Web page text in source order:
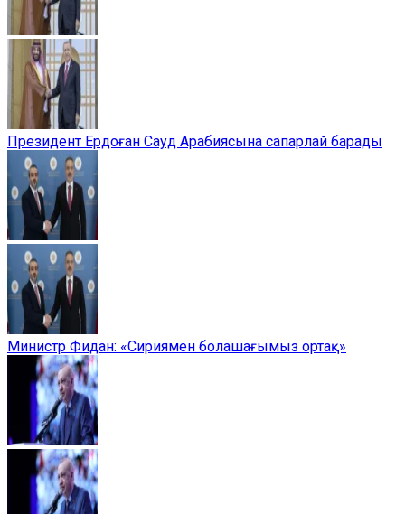
Президент Ердоған Сауд Арабиясына сапарлай барады
Министр Фидан: «Сириямен болашағымыз ортақ»